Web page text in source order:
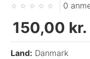
0
150,00 kr.
Land: Danmark